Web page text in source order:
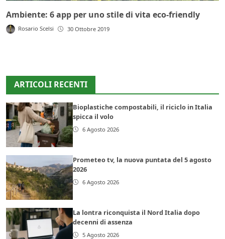
Ambiente: 6 app per uno stile di vita eco-friendly
Rosario Scelsi 30 Ottobre 2019
ARTICOLI RECENTI
Bioplastiche compostabili, il riciclo in Italia
spicca il volo
6 Agosto 2026
Prometeo tv, la nuova puntata del 5 agosto
2026
6 Agosto 2026
La lontra riconquista il Nord Italia dopo
decenni di assenza
5 Agosto 2026